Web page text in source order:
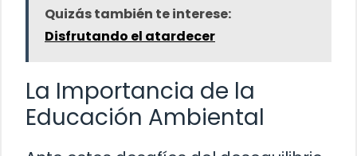
Quizás también te interese:
Disfrutando el atardecer
La Importancia de la
Educación Ambiental